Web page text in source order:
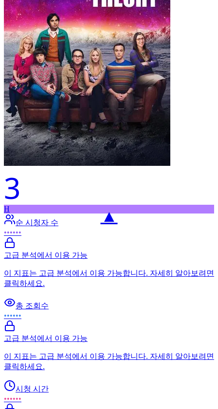
3
▲
H
순 시청자 수
••••••
고급 분석에서 이용 가능
이 지표는 고급 분석에서 이용 가능합니다. 자세히 알아보려면
클릭하세요.
총 조회수
••••••
고급 분석에서 이용 가능
이 지표는 고급 분석에서 이용 가능합니다. 자세히 알아보려면
클릭하세요.
시청 시간
••••••